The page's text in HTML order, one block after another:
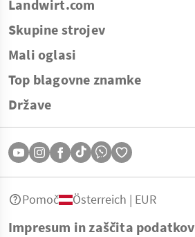
Landwirt.com
Skupine strojev
Mali oglasi
Top blagovne znamke
Države
Impresum in zaščita podatkov
Pomoč Österreich | EUR